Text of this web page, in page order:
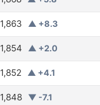
1,863 ▲ +8.3
1,854 ▲ +2.0
1,852 ▲ +4.1
1,848 ▼ -7.1